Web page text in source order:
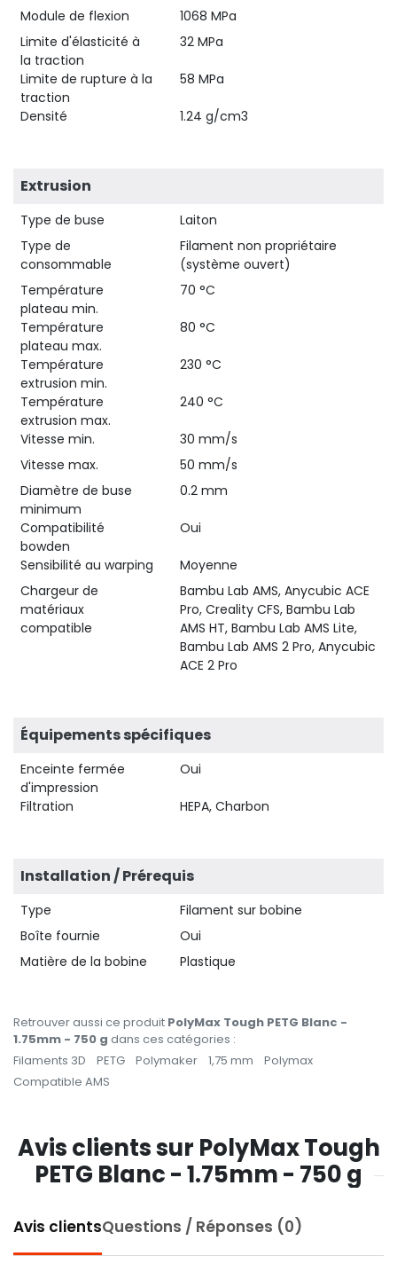
Module de flexion
1068 MPa
Limite d'élasticité à
la traction
32 MPa
Limite de rupture à la
traction
58 MPa
Densité 1.24 g/cm3
Extrusion
Type de buse
Laiton
Type de
consommable
Filament non propriétaire
(système ouvert)
Température
plateau min.
70 °C
Température
plateau max.
80 °C
Température
extrusion min.
230 °C
Température
extrusion max.
240 °C
Vitesse min.
30 mm/s
Vitesse max.
50 mm/s
Diamètre de buse
minimum
0.2 mm
Compatibilité
bowden
Oui
Sensibilité au warping
Moyenne
Chargeur de
matériaux
compatible
Bambu Lab AMS, Anycubic ACE
Pro, Creality CFS, Bambu Lab
AMS HT, Bambu Lab AMS Lite,
Bambu Lab AMS 2 Pro, Anycubic
ACE 2 Pro
Équipements spécifiques
Enceinte fermée
d'impression
Oui
Filtration HEPA, Charbon
Installation / Prérequis
Type
Filament sur bobine
Boîte fournie
Oui
Matière de la bobine
Plastique
Retrouver aussi ce produit PolyMax Tough PETG Blanc -
1.75mm - 750 g dans ces catégories :
Filaments 3D
PETG Polymaker 1,75 mm
Polymax
Compatible AMS
Avis clients sur PolyMax Tough
PETG Blanc - 1.75mm - 750 g
Avis clientsQuestions / Réponses (0)